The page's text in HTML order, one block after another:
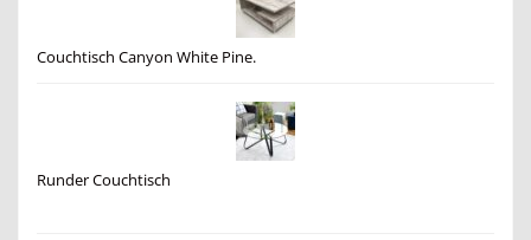
Couchtisch Canyon White Pine.
Runder Couchtisch